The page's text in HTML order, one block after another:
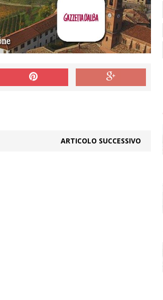
ARTICOLO SUCCESSIVO